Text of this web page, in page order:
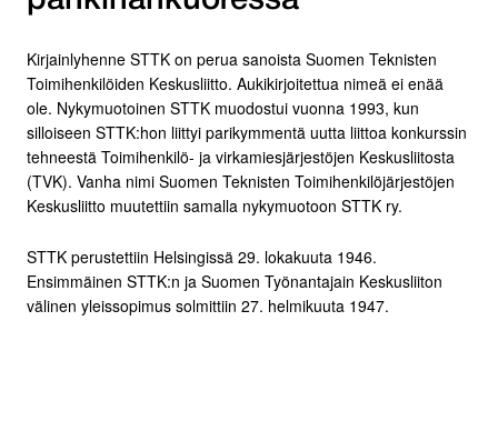
Kirjainlyhenne STTK on perua sanoista Suomen Teknisten
Toimihenkilöiden Keskusliitto. Aukikirjoitettua nimeä ei enää
ole. Nykymuotoinen STTK muodostui vuonna 1993, kun
silloiseen STTK:hon liittyi parikymmentä uutta liittoa konkurssin
tehneestä Toimihenkilö- ja virkamiesjärjestöjen Keskusliitosta
(TVK). Vanha nimi Suomen Teknisten Toimihenkilöjärjestöjen
Keskusliitto muutettiin samalla nykymuotoon STTK ry.
STTK perustettiin Helsingissä 29. lokakuuta 1946.
Ensimmäinen STTK:n ja Suomen Työnantajain Keskusliiton
välinen yleissopimus solmittiin 27. helmikuuta 1947.